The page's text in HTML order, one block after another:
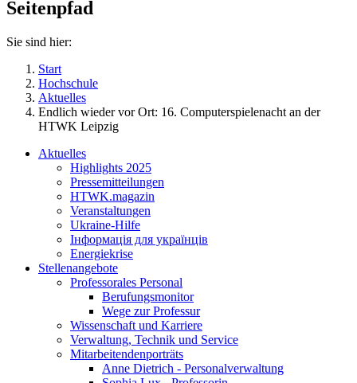
Seitenpfad
Sie sind hier:
Start
Hochschule
Aktuelles
Endlich wieder vor Ort: 16. Computerspielenacht an der
HTWK Leipzig
Aktuelles
Highlights 2025
Pressemitteilungen
HTWK.magazin
Veranstaltungen
Ukraine-Hilfe
Інформація для українців
Energiekrise
Stellenangebote
Professorales Personal
Berufungsmonitor
Wege zur Professur
Wissenschaft und Karriere
Verwaltung, Technik und Service
Mitarbeitendenporträts
Anne Dietrich - Personalverwaltung